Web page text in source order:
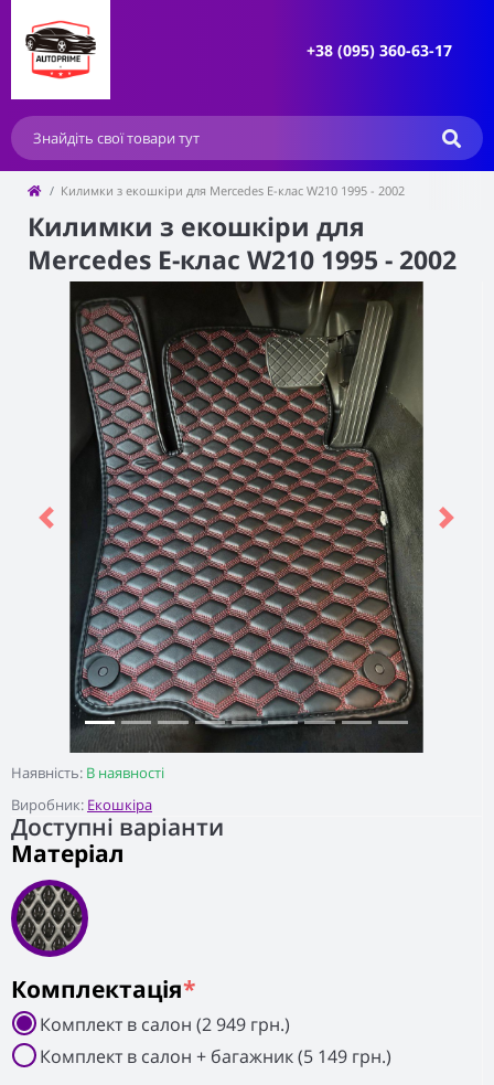
+38 (095) 360-63-17
Килимки з екошкіри для Mercedes Е-клас W210 1995 - 2002
Килимки з екошкіри для
Mercedes Е-клас W210 1995 - 2002
Наявність: В наявності
Виробник: Екошкіра
Previous Next
Доступні варіанти
Матеріал
Комплектація*
Комплект в салон (2 949 грн.)
Комплект в салон + багажник (5 149 грн.)